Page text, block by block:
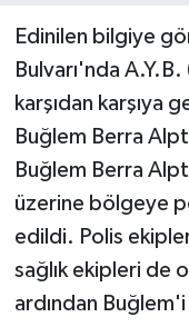
Edinilen bilgiye
Bulvarı'nda
karşıdan karşıya
Buğlem Berra
Buğlem Berra
üzerine bölgeye
edildi. Polis
sağlık ekipleri de
ardından